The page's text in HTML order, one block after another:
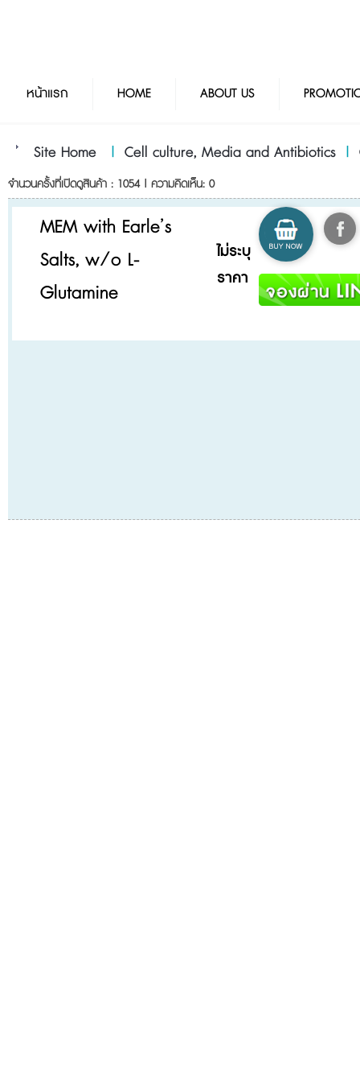
หน้าแรก HOME ABOUT US
Site Home | Cell culture, Media and Antibiotics |
จำนวนครั้งที่เปิดดูสินค้า : 1054 | ความคิดเห็น: 0
MEM with Earle’s
Salts, w/o L-
Glutamine
ไม่ระบุ
ราคา